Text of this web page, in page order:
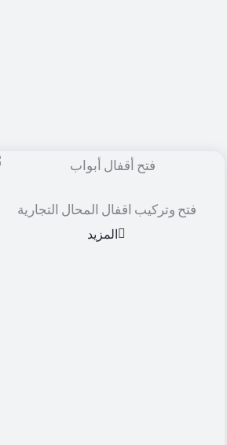
فتح وتركيب اقفال المحال التجارية
المزيد